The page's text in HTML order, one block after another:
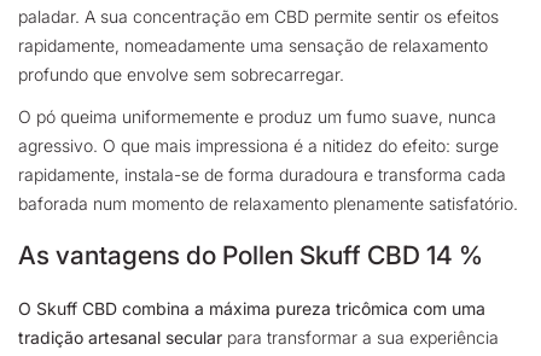
paladar. A sua concentração em CBD permite sentir os efeitos
rapidamente, nomeadamente uma sensação de relaxamento
profundo que envolve sem sobrecarregar.
O pó queima uniformemente e produz um fumo suave, nunca
agressivo. O que mais impressiona é a nitidez do efeito: surge
rapidamente, instala-se de forma duradoura e transforma cada
baforada num momento de relaxamento plenamente satisfatório.
As vantagens do Pollen Skuff CBD 14 %
O Skuff CBD combina a máxima pureza tricômica com uma
tradição artesanal secular para transformar a sua experiência